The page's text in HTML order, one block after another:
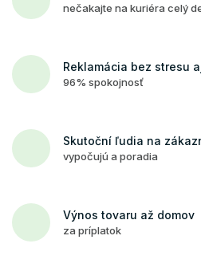
nečakajte na kuriéra celý
Reklamácia bez stresu
96% spokojnosť
Skutoční ľudia na
vypočujú a poradia
Výnos tovaru až domov
za príplatok